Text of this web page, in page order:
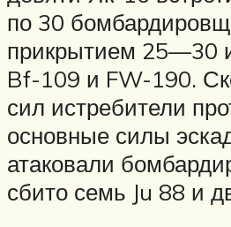
по 30
прикрытием 25—30
Bf-109 и FW-190.
сил истребители
основные силы
атаковали
сбито семь Ju 88 и